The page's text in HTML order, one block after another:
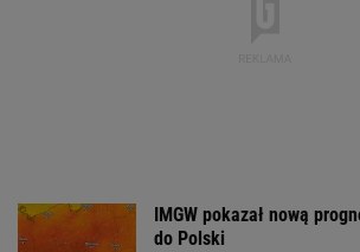
IMGW pokazał nową
do Polski